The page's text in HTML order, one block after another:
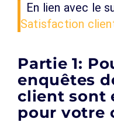
En lien avec le
Satisfaction
Partie 1:
enquêtes
client sont
pour votre